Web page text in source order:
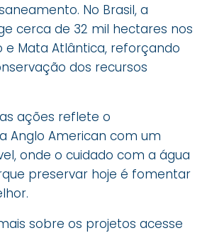
No Brasil, a
cerca de 32 mil hectares nos
e Mata Atlântica, reforçando
dos recursos
ações reflete o
Anglo American com um
onde o cuidado com a água
preservar hoje é fomentar
sobre os projetos acesse